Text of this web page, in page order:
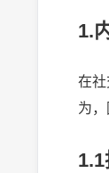
1.
在
为